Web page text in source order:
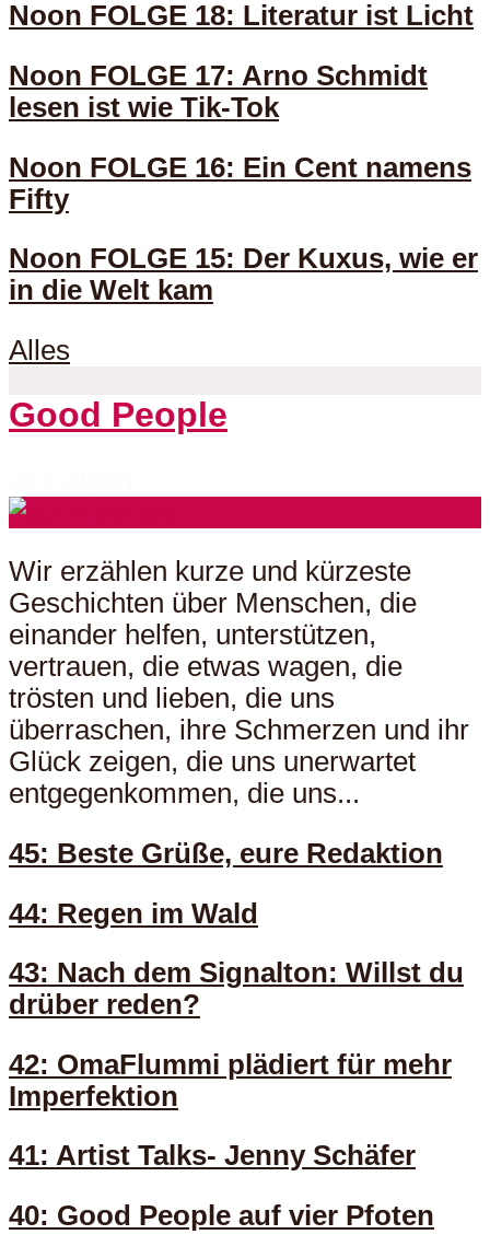
Noon FOLGE 18: Literatur ist Licht
Noon FOLGE 17: Arno Schmidt
lesen ist wie Tik-Tok
Noon FOLGE 16: Ein Cent namens
Fifty
Noon FOLGE 15: Der Kuxus, wie er
in die Welt kam
Alles
Good People
Wir erzählen kurze und kürzeste
Geschichten über Menschen, die
einander helfen, unterstützen,
vertrauen, die etwas wagen, die
trösten und lieben, die uns
überraschen, ihre Schmerzen und ihr
Glück zeigen, die uns unerwartet
entgegenkommen, die uns...
45: Beste Grüße, eure Redaktion
44: Regen im Wald
43: Nach dem Signalton: Willst du
drüber reden?
42: OmaFlummi plädiert für mehr
Imperfektion
41: Artist Talks- Jenny Schäfer
40: Good People auf vier Pfoten